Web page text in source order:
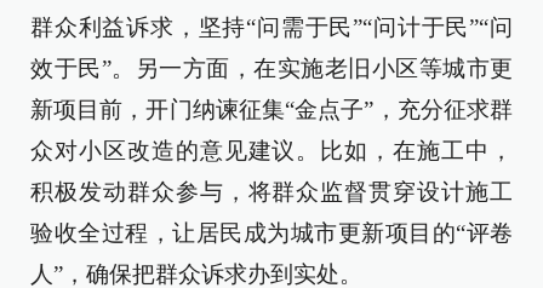
群众利益诉求，坚持“问需于民”“问计于民”“问
效于民”。另一方面，在实施老旧小区等城市更
新项目前，开门纳谏征集“金点子”，充分征求群
众对小区改造的意见建议。比如，在施工中，
积极发动群众参与，将群众监督贯穿设计施工
验收全过程，让居民成为城市更新项目的“评卷
人”，确保把群众诉求办到实处。